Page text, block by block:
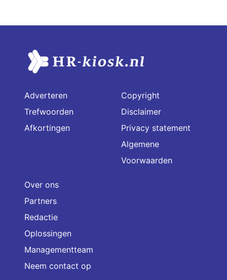
Adverteren
Trefwoorden
Afkortingen
Copyright
Disclaimer
Privacy statement
Algemene
Voorwaarden
Over ons
Partners
Redactie
Oplossingen
Managementteam
Neem contact op